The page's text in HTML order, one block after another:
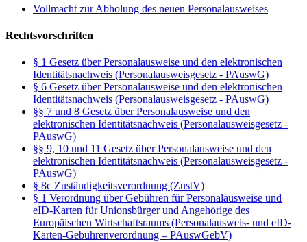
Vollmacht zur Abholung des neuen Personalausweises
Rechtsvorschriften
§ 1 Gesetz über Personalausweise und den elektronischen
Identitätsnachweis (Personalausweisgesetz - PAuswG)
§ 6 Gesetz über Personalausweise und den elektronischen
Identitätsnachweis (Personalausweisgesetz - PAuswG)
§§ 7 und 8 Gesetz über Personalausweise und den
elektronischen Identitätsnachweis (Personalausweisgesetz -
PAuswG)
§§ 9, 10 und 11 Gesetz über Personalausweise und den
elektronischen Identitätsnachweis (Personalausweisgesetz -
PAuswG)
§ 8c Zuständigkeitsverordnung (ZustV)
§ 1 Verordnung über Gebühren für Personalausweise und
eID-Karten für Unionsbürger und Angehörige des
Europäischen Wirtschaftsraums (Personalausweis- und eID-
Karten-Gebührenverordnung – PAuswGebV)